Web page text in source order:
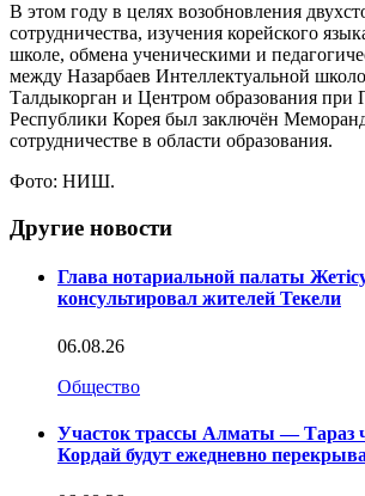
В этом году в целях возобновления
сотрудничества, изучения корейского
школе, обмена ученическими и
между Назарбаев Интеллектуальной
Талдыкорган и Центром образования при
Республики Корея был заключён
сотрудничестве в области образования.
Фото: НИШ.
Другие новости
Глава нотариальной палаты
консультировал жителей Текели
06.08.26
Общество
Участок трассы Алматы — Тараз
Кордай будут ежедневно